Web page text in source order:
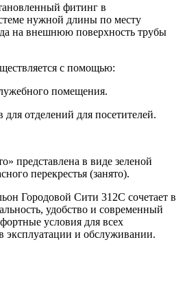
фитинг в
нужной длины по месту
на внешнюю поверхность трубы
с помощью:
помещения.
для отделений для посетителей.
представлена в виде зеленой
перекрестья (занято).
Городовой Сити 312С сочетает в
удобство и современный
условия для всех
эксплуатации и обслуживании.